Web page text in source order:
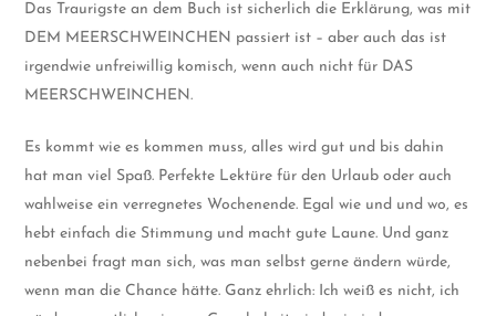
Das Traurigste an dem Buch ist sicherlich die Erklärung, was mit
DEM MEERSCHWEINCHEN passiert ist – aber auch das ist
irgendwie unfreiwillig komisch, wenn auch nicht für DAS
MEERSCHWEINCHEN.
Es kommt wie es kommen muss, alles wird gut und bis dahin
hat man viel Spaß. Perfekte Lektüre für den Urlaub oder auch
wahlweise ein verregnetes Wochenende. Egal wie und und wo, es
hebt einfach die Stimmung und macht gute Laune. Und ganz
nebenbei fragt man sich, was man selbst gerne ändern würde,
wenn man die Chance hätte. Ganz ehrlich: Ich weiß es nicht, ich